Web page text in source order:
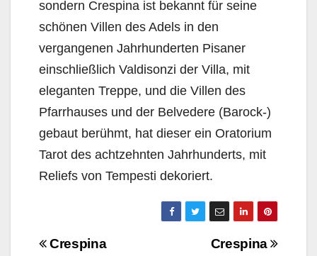
sondern Crespina ist bekannt für seine
schönen Villen des Adels in den
vergangenen Jahrhunderten Pisaner
einschließlich Valdisonzi der Villa, mit
eleganten Treppe, und die Villen des
Pfarrhauses und der Belvedere (Barock-)
gebaut berühmt, hat dieser ein Oratorium
Tarot des achtzehnten Jahrhunderts, mit
Reliefs von Tempesti dekoriert.
Navigazione
Crespina
Crespina